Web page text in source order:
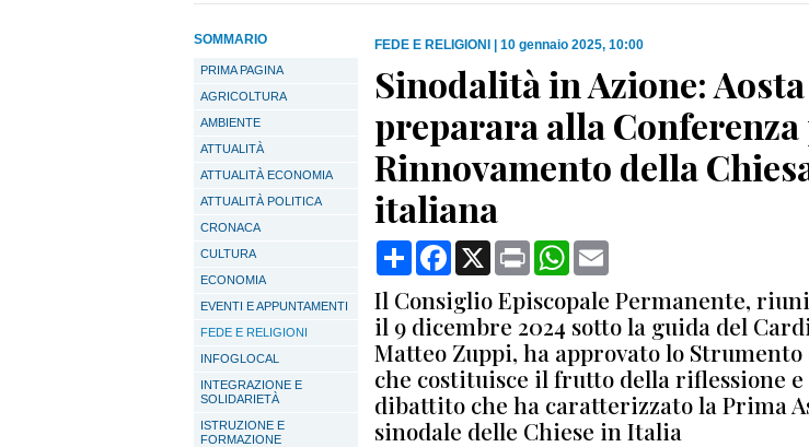
SOMMARIO
PRIMA PAGINA
AGRICOLTURA
AMBIENTE
ATTUALITÀ
ATTUALITÀ ECONOMIA
ATTUALITÀ POLITICA
CRONACA
CULTURA
ECONOMIA
EVENTI E APPUNTAMENTI
FEDE E RELIGIONI
INFOGLOCAL
INTEGRAZIONE E
SOLIDARIETÀ
ISTRUZIONE E
FORMAZIONE
FEDE E RELIGIONI 10 gennaio 2025, 10:00
Sinodalità in Azione:
preparara alla
Rinnovamento della
italiana
CondividiFacebook
X Print WhatsApp
Il Consiglio Episcopale Permanente,
il 9 dicembre 2024 sotto la guida del
Matteo Zuppi, ha approvato lo
che costituisce il frutto della riflessione e
dibattito che ha caratterizzato la Prima
sinodale delle Chiese in Italia